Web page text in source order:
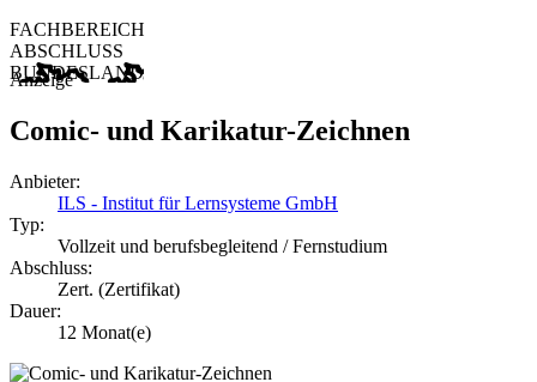
FACHBEREICH
ABSCHLUSS
BUNDESLAND
Anzeige
Comic- und Karikatur-Zeichnen
Anbieter:
ILS - Institut für Lernsysteme GmbH
Typ:
Vollzeit und berufsbegleitend / Fernstudium
Abschluss:
Zert. (Zertifikat)
Dauer:
12 Monat(e)